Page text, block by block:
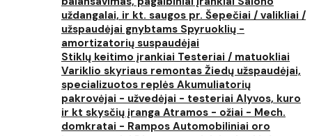
uždangalai, ir kt. saugos pr. Šepečiai / valikliai /
užspaudėjai gnybtams Spyruoklių -
amortizatorių suspaudėjai
Stiklų keitimo įrankiai Testeriai / matuokliai
Variklio skyriaus remontas Žiedų užspaudėjai,
specializuotos replės Akumuliatorių
pakrovėjai - užvedėjai - testeriai Alyvos, kuro
ir kt skysčių įranga Atramos - ožiai - Mech.
domkratai - Rampos Automobiliniai oro